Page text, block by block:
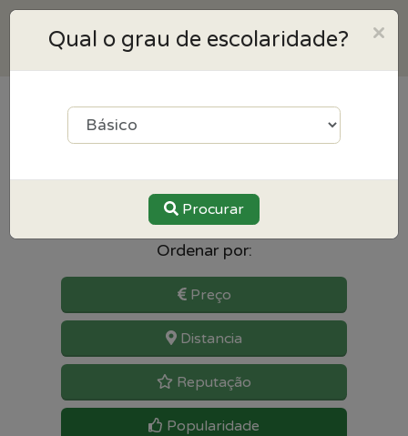
resultados para Francês
Ordenar por:
Preço
Distancia
Reputação
Popularidade
×
Qual o grau de escolaridade?
Procurar